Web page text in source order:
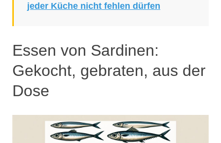
jeder Küche nicht fehlen dürfen
Essen von Sardinen:
Gekocht, gebraten, aus der
Dose